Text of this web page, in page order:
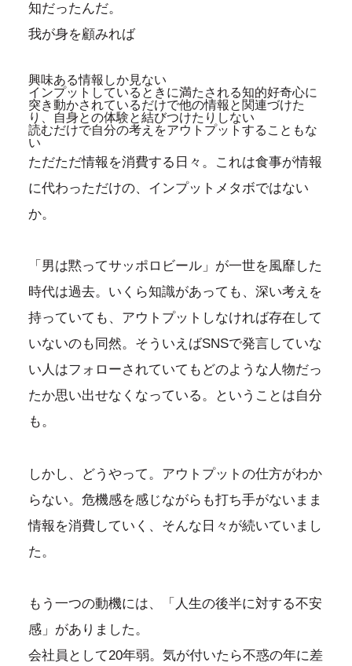
知だったんだ。
我が身を顧みれば
興味ある情報しか見ない
インプットしているときに満たされる知的好奇心に
突き動かされているだけで他の情報と関連づけた
り、自身との体験と結びつけたりしない
読むだけで自分の考えをアウトプットすることもな
い
ただただ情報を消費する日々。これは食事が情報
に代わっただけの、インプットメタボではない
か。
「男は黙ってサッポロビール」が一世を風靡した
時代は過去。いくら知識があっても、深い考えを
持っていても、アウトプットしなければ存在して
いないのも同然。そういえばSNSで発言していな
い人はフォローされていてもどのような人物だっ
たか思い出せなくなっている。ということは自分
も。
しかし、どうやって。アウトプットの仕方がわか
らない。危機感を感じながらも打ち手がないまま
情報を消費していく、そんな日々が続いていまし
た。
もう一つの動機には、「人生の後半に対する不安
感」がありました。
会社員として20年弱。気が付いたら不惑の年に差